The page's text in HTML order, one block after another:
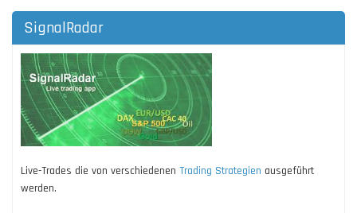
SignalRadar
Live-Trades die von verschiedenen Trading Strategien ausgeführt
werden.